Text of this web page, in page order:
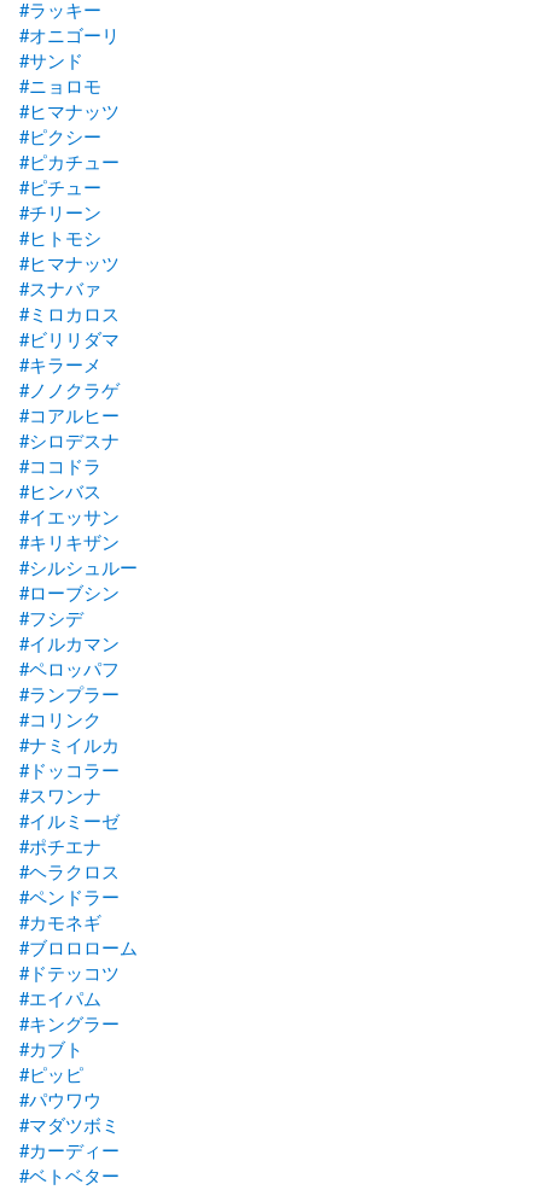
#ラッキー
#オニゴーリ
#サンド
#ニョロモ
#ヒマナッツ
#ピクシー
#ピカチュー
#ピチュー
#チリーン
#ヒトモシ
#ヒマナッツ
#スナバァ
#ミロカロス
#ビリリダマ
#キラーメ
#ノノクラゲ
#コアルヒー
#シロデスナ
#ココドラ
#ヒンバス
#イエッサン
#キリキザン
#シルシュルー
#ローブシン
#フシデ
#イルカマン
#ペロッパフ
#ランプラー
#コリンク
#ナミイルカ
#ドッコラー
#スワンナ
#イルミーゼ
#ポチエナ
#ヘラクロス
#ペンドラー
#カモネギ
#ブロロローム
#ドテッコツ
#エイパム
#キングラー
#カブト
#ピッピ
#パウワウ
#マダツボミ
#カーディー
#ベトベター